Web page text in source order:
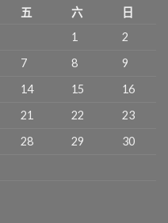
五 六
日
1
2
7 8
9
14 15
16
21 22
23
28 29
30